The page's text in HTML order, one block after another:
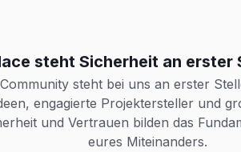
steht Sicherheit an erster
steht bei uns an erster
engagierte Projektersteller und
und Vertrauen bilden das
eures Miteinanders.